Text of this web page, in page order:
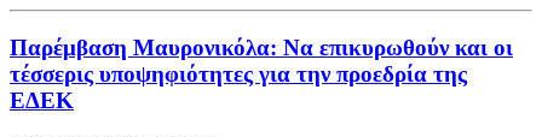
Παρέμβαση Μαυρονικόλα: Να επικυρωθούν και οι
τέσσερις υποψηφιότητες για την προεδρία της
ΕΔΕΚ